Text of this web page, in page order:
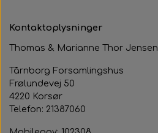
Kontaktoplysninger
Thomas & Marianne Thor Jensen
Tårnborg Forsamlingshus
Frølundevej 50
4220 Korsør
Telefon: 21387060